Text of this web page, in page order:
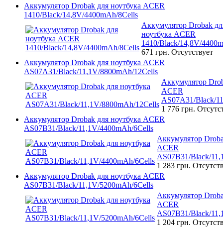
Аккумулятор Drobak для ноутбука ACER
1410/Black/14,8V/4400mAh/8Cells
Аккумулятор Drobak
ноутбука ACER
1410/Black/14,8V/
671 грн. Отсутствует
Аккумулятор Drobak для ноутбука ACER
AS07A31/Black/11,1V/8800mAh/12Cells
Аккумулятор
ACER
AS07A31/Black/
1 776 грн.
Аккумулятор Drobak для ноутбука ACER
AS07B31/Black/11,1V/4400mAh/6Cells
Аккумулятор
ACER
AS07B31/Black/
1 283 грн.
Аккумулятор Drobak для ноутбука ACER
AS07B31/Black/11,1V/5200mAh/6Cells
Аккумулятор
ACER
AS07B31/Black/
1 204 грн.